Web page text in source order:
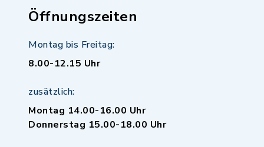
Öffnungszeiten
Montag bis Freitag:
8.00-12.15 Uhr
zusätzlich:
Montag 14.00-16.00 Uhr
Donnerstag 15.00-18.00 Uhr